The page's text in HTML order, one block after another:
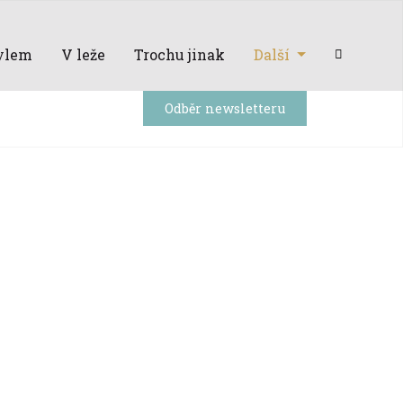
V leže Trochu jinak Další
Odběr newsletteru